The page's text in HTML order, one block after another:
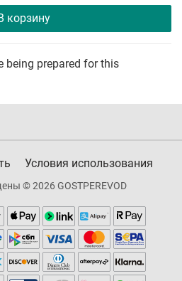
корзину
being prepared for this
Условия использования
© 2026 GOSTPEREVOD